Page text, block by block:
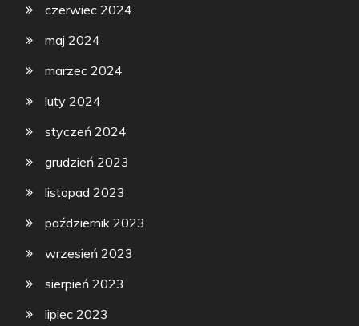
czerwiec 2024
maj 2024
marzec 2024
luty 2024
styczeń 2024
grudzień 2023
listopad 2023
październik 2023
wrzesień 2023
sierpień 2023
lipiec 2023